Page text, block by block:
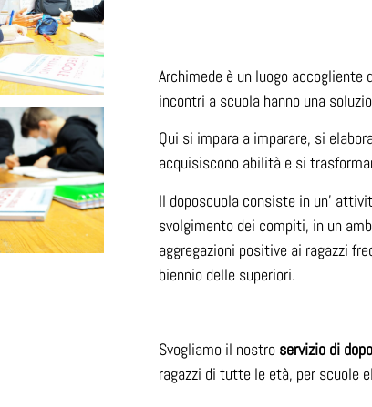
Archimede è un luogo
incontri a scuola hanno una
Qui si impara a imparare, si
acquisiscono abilità e si
Il doposcuola consiste in un’
svolgimento dei compiti, in un
aggregazioni positive ai ragazzi
biennio delle superiori.
Svogliamo il nostro servizio di
ragazzi di tutte le età, per scuole